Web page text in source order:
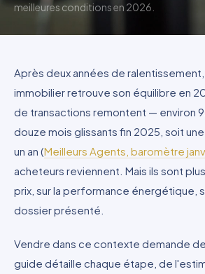
meilleures conditions en 2026.
Après deux années de
immobilier retrouve son équilibre en
de transactions remontent — environ
douze mois glissants fin 2025, soit une
un an (Meilleurs Agents, baromètre
acheteurs reviennent. Mais ils sont
prix, sur la performance énergétique,
dossier présenté.
Vendre dans ce contexte demande
guide détaille chaque étape, de